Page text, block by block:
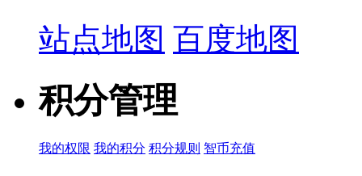
站点地图 百度地图
积分管理
我的权限 我的积分 积分规则 智币充值